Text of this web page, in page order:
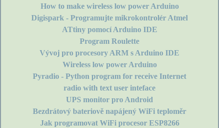
How to make wireless low power Arduino
Digispark - Programujte mikrokontrolér Atmel
ATtiny pomocí Arduino IDE
Program Roulette
Vývoj pro procesory ARM s Arduino IDE
Wireless low power Arduino
Pyradio - Python program for receive Internet
radio with text user inteface
UPS monitor pro Android
Bezdrátový bateriově napájený WiFi teploměr
Jak programovat WiFi procesor ESP8266